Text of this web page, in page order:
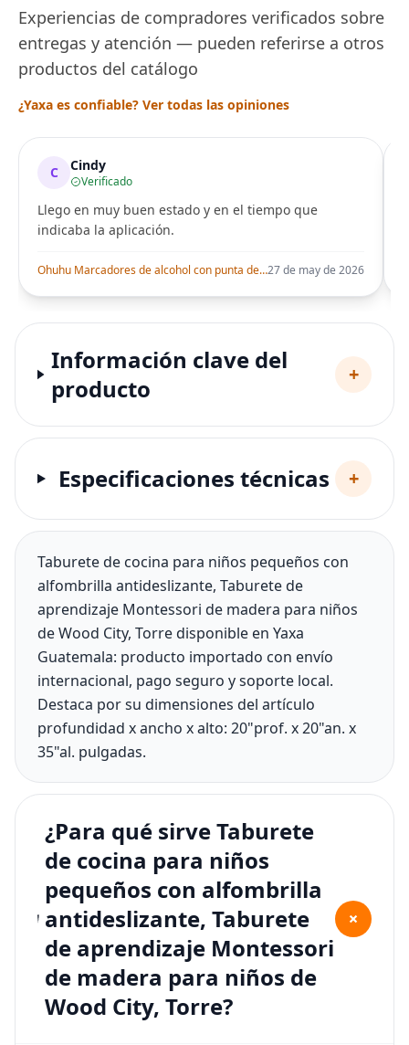
Experiencias de compradores verificados sobre
entregas y atención — pueden referirse a otros
productos del catálogo
¿Yaxa es confiable? Ver todas las opiniones
C Cindy
Verificado
Llego en muy buen estado y en el tiempo que
indicaba la aplicación.
Ohuhu Marcadores de alcohol con punta de pincel – Juego de marcadores artísticos de doble punta con certificación AP para artistas adultos27 de may de 2026
Información clave del
producto
+
Especificaciones técnicas +
Taburete de cocina para niños pequeños con
alfombrilla antideslizante, Taburete de
aprendizaje Montessori de madera para niños
de Wood City, Torre disponible en Yaxa
Guatemala: producto importado con envío
internacional, pago seguro y soporte local.
Destaca por su dimensiones del artículo
profundidad x ancho x alto: 20"prof. x 20"an. x
35"al. pulgadas.
¿Para qué sirve Taburete
de cocina para niños
pequeños con alfombrilla
antideslizante, Taburete
de aprendizaje Montessori
de madera para niños de
Wood City, Torre?
+